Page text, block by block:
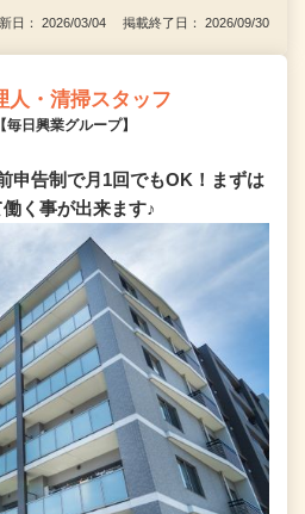
日： 2026/03/04 掲載終了日： 2026/09/30
人・清掃スタッフ
日興業グループ】
申告制で月1回でもOK！まずは
く事が出来ます♪